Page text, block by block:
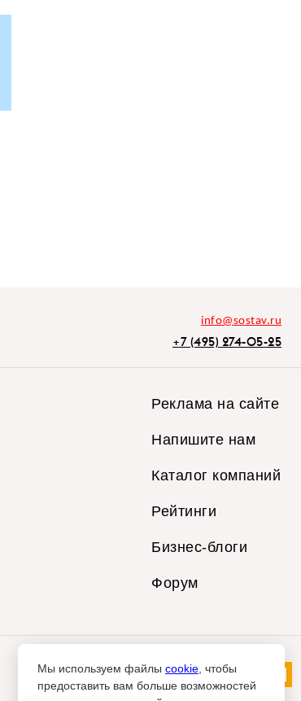
info@sostav.ru
+7 (495) 274-05-25
Реклама на сайте
Напишите нам
Каталог компаний
Рейтинги
Бизнес-блоги
Форум
Мы используем файлы cookie , чтобы
предоставить вам больше возможностей